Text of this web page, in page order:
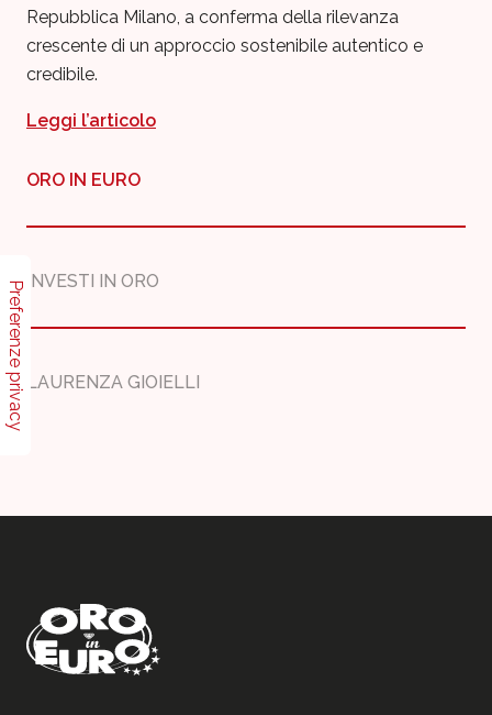
Repubblica Milano, a conferma della rilevanza
crescente di un approccio sostenibile autentico e
credibile.
Leggi l’articolo
ORO IN EURO
INVESTI IN ORO
LAURENZA GIOIELLI